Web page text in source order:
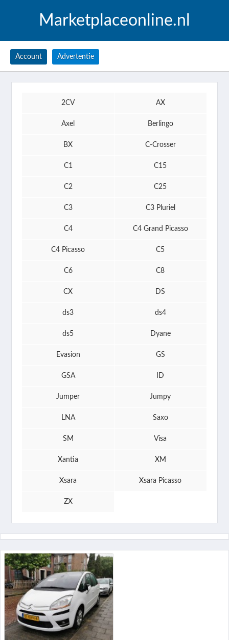
Marketplaceonline.nl
Account Advertentie
2CV AX
Axel Berlingo
BX C-Crosser
C1 C15
C2 C25
C3 C3 Pluriel
C4 C4 Grand Picasso
C4 Picasso C5
C6 C8
CX DS
ds3 ds4
ds5 Dyane
Evasion GS
GSA ID
Jumper Jumpy
LNA Saxo
SM Visa
Xantia XM
Xsara Xsara Picasso
ZX